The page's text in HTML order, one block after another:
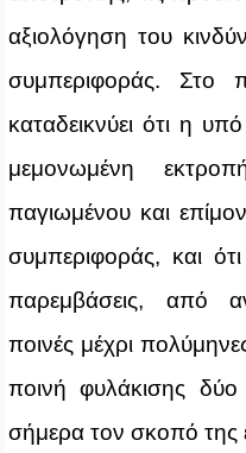
αξιολόγηση του
συμπεριφοράς. Στο
καταδεικνύει ότι η
μεμονωμένη
παγιωμένου και
συμπεριφοράς, και
παρεμβάσεις, από
ποινές μέχρι
ποινή φυλάκισης
σήμερα τον σκοπό της